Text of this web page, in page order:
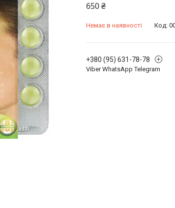
650 ₴
Немає в наявності Код:
+380 (95) 631-78-78
Viber WhatsApp Telegram